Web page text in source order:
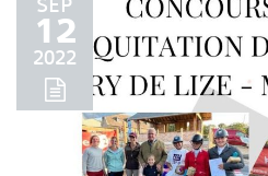
SEP
12
2022